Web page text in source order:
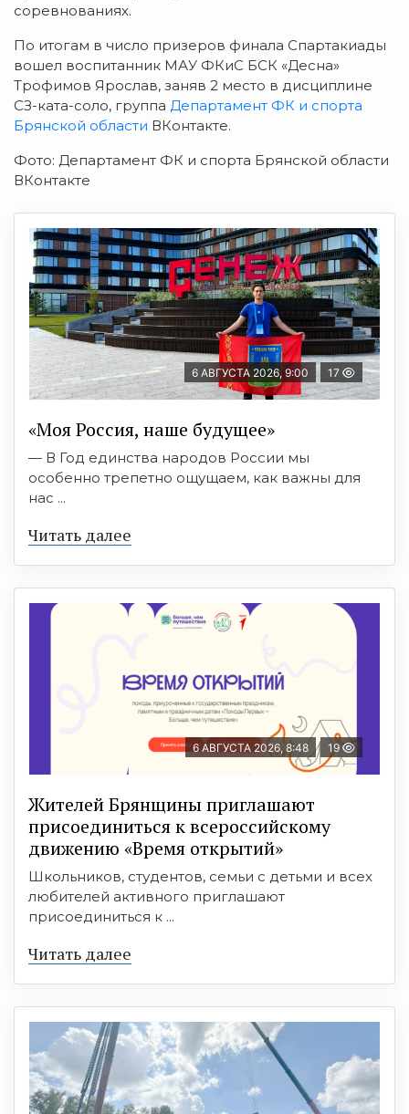
соревнованиях.
По итогам в число призеров финала Спартакиады
вошел воспитанник МАУ ФКиС БСК «Десна»
Трофимов Ярослав, заняв 2 место в дисциплине
СЗ-ката-соло, группа Департамент ФК и спорта
Брянской области ВКонтакте.
Фото: Департамент ФК и спорта Брянской области
ВКонтакте
6 АВГУСТА 2026, 9:00 17
«Моя Россия, наше будущее»
— В Год единства народов России мы
особенно трепетно ощущаем, как важны для
нас ...
Читать далее
6 АВГУСТА 2026, 8:48 19
Жителей Брянщины приглашают
присоединиться к всероссийскому
движению «Время открытий»
Школьников, студентов, семьи с детьми и всех
любителей активного приглашают
присоединиться к ...
Читать далее